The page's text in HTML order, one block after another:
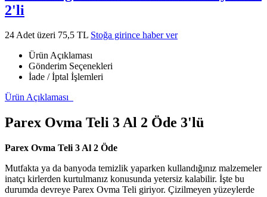
2'li
24 Adet üzeri 75,5 TL Stoğa girince haber ver
Ürün Açıklaması
Gönderim Seçenekleri
İade / İptal İşlemleri
Ürün Açıklaması
Parex Ovma Teli 3 Al 2 Öde 3'lü
Parex Ovma Teli 3 Al 2 Öde
Mutfakta ya da banyoda temizlik yaparken kullandığınız malzemeler
inatçı kirlerden kurtulmanız konusunda yetersiz kalabilir. İşte bu
durumda devreye Parex Ovma Teli giriyor. Çizilmeyen yüzeylerde